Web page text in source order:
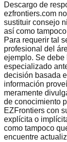
Descargo de
ezfrontiers.com
sustituir consejo
así como
Para requerir tal
profesional del
ejemplo. Se debe
especializado
decisión basada
información
meramente
de conocimiento
EZFrontiers con
explícita o
como tampoco
encuentre